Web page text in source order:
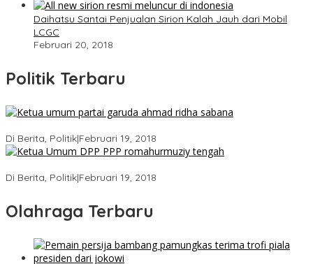
Daihatsu Santai Penjualan Sirion Kalah Jauh dari Mobil
LCGC
Februari 20, 2018
Politik Terbaru
Di Berita, Politik|Februari 19, 2018
Di Berita, Politik|Februari 19, 2018
Olahraga Terbaru